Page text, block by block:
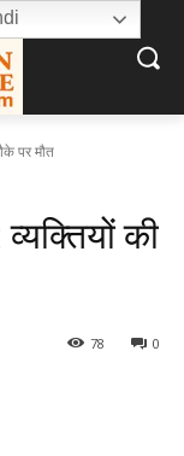
पर मौत
की
0
78